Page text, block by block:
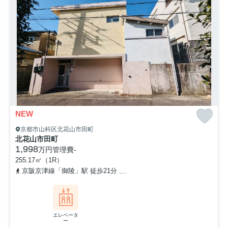
NEW
京都市山科区北花山市田町
北花山市田町
1,998万円管理費-
255.17㎡（1R）
京阪京津線「御陵」駅 徒歩21分
エレベータ
ー